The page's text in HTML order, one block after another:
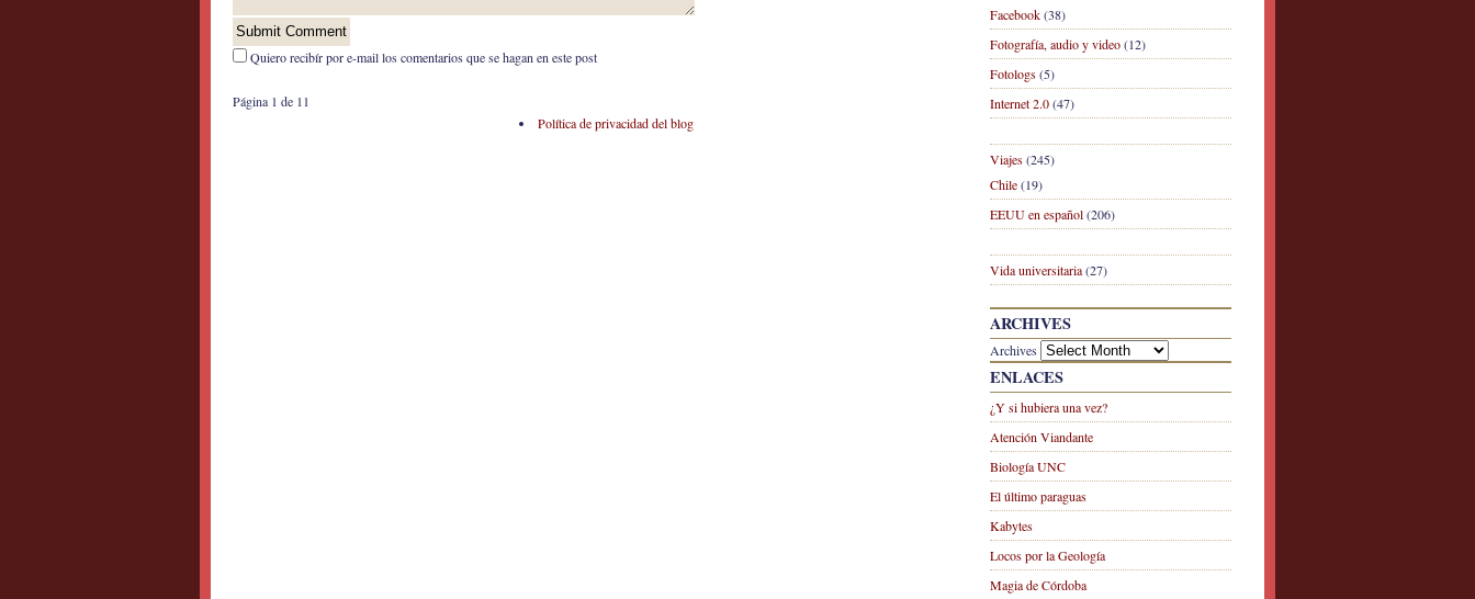
Facebook(38)
Fotografía, audio y video(12)
Fotologs(5)
Internet 2.0(47)
Viajes(245)
Chile(19)
EEUU en español(206)
Vida universitaria(27)
ARCHIVES
Archives
ENLACES
¿Y si hubiera una vez?
Atención Viandante
Biología UNC
El último paraguas
Kabytes
Locos por la Geología
Magia de Córdoba
Quiero recibír por e-mail los comentarios que se hagan en este post
Página 1 de 1 1
Política de privacidad del blog